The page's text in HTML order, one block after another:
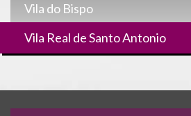
Vila do Bispo
Vila Real de Santo Antonio